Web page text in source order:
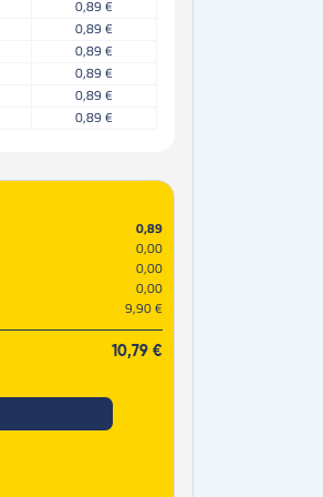
0,89 €
0,89 €
0,89 €
0,89 €
0,89 €
0,89 €
0,89
0,00
0,00
0,00
9,90 €
10,79 €